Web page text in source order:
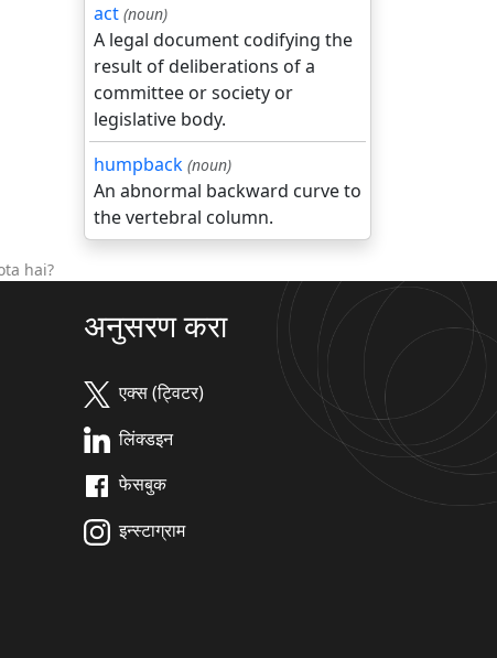
act (noun)
A legal document codifying the
result of deliberations of a
committee or society or
legislative body.
humpback (noun)
An abnormal backward curve to
the vertebral column.
hai?
अनुसरण करा
एक्स (ट्विटर)
लिंक्डइन
फेसबुक
इन्स्टाग्राम